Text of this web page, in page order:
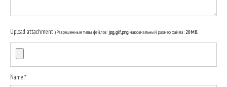
Upload attachment (Разрешенные типы файлов:jpg, gif, png, максимальный размер файла:20MB.
Name:*